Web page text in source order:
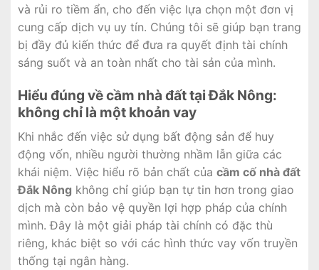
và rủi ro tiềm ẩn, cho đến việc lựa chọn một đơn vị
cung cấp dịch vụ uy tín. Chúng tôi sẽ giúp bạn trang
bị đầy đủ kiến thức để đưa ra quyết định tài chính
sáng suốt và an toàn nhất cho tài sản của mình.
Hiểu đúng về cầm nhà đất tại Đắk Nông:
không chỉ là một khoản vay
Khi nhắc đến việc sử dụng bất động sản để huy
động vốn, nhiều người thường nhầm lẫn giữa các
khái niệm. Việc hiểu rõ bản chất của cầm cố nhà đất
Đắk Nông không chỉ giúp bạn tự tin hơn trong giao
dịch mà còn bảo vệ quyền lợi hợp pháp của chính
mình. Đây là một giải pháp tài chính có đặc thù
riêng, khác biệt so với các hình thức vay vốn truyền
thống tại ngân hàng.